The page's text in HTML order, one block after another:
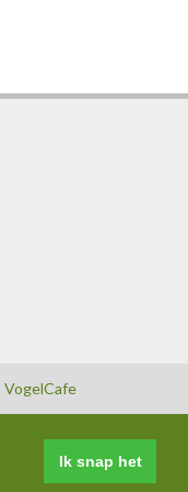
Ik snap het
VogelCafe